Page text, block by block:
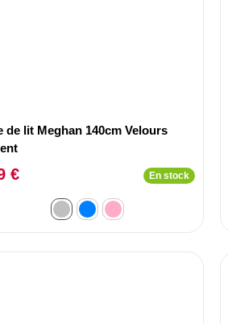
de lit Meghan 140cm Velours
€ En stock